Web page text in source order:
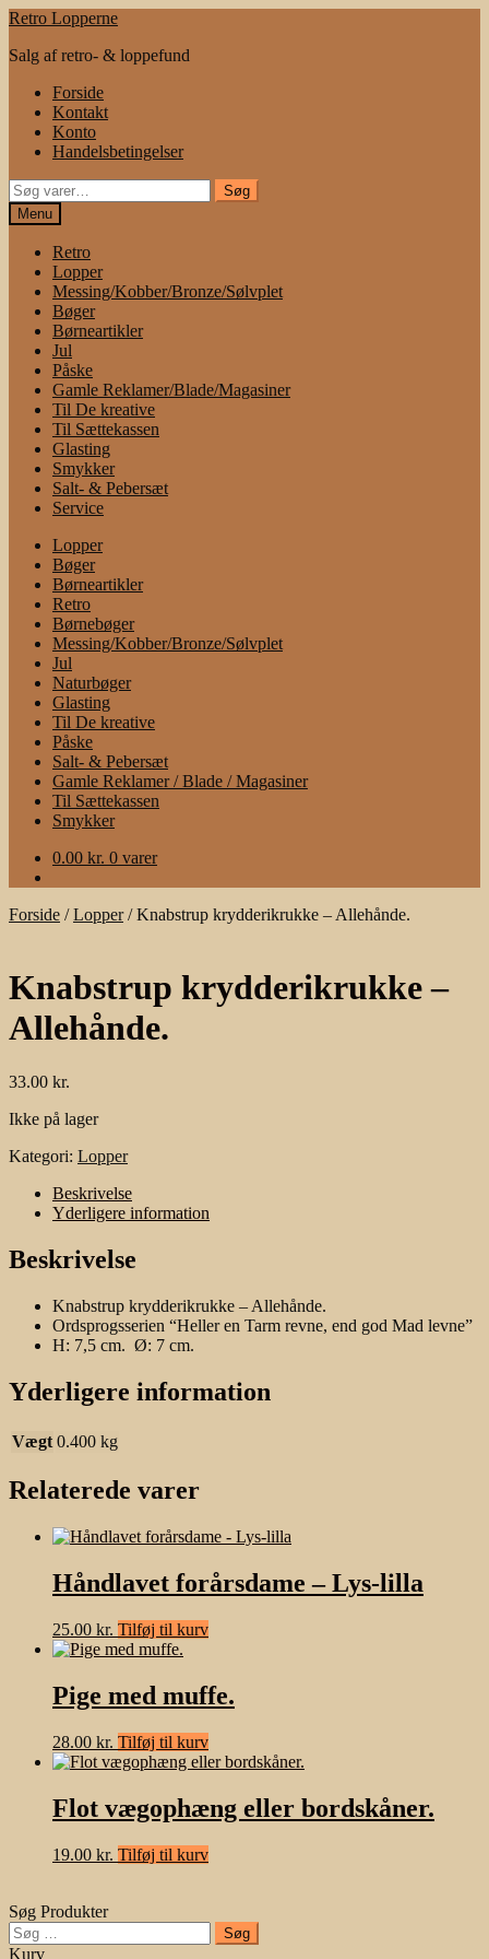
Spring
navigation
Spring
indhold
Retro Lopperne
Salg af retro- & loppefund
Forside
Kontakt
Konto
Handelsbetingelser
Søg
efter:
Søg
Menu
Retro
Lopper
Messing/Kobber/Bronze/Sølvplet
Bøger
Børneartikler
Jul
Påske
Gamle Reklamer/Blade/Magasiner
Til De kreative
Til Sættekassen
Glasting
Smykker
Salt- & Pebersæt
Service
Lopper
Bøger
Børneartikler
Retro
Børnebøger
Messing/Kobber/Bronze/Sølvplet
Jul
Naturbøger
Glasting
Til De kreative
Påske
Salt- & Pebersæt
Gamle Reklamer / Blade / Magasiner
Til Sættekassen
Smykker
0.00 kr. 0 varer
Forside /Lopper/Knabstrup krydderikrukke – Allehånde.
Knabstrup krydderikrukke –
Allehånde.
33.00 kr.
Ikke på lager
Kategori: Lopper
Beskrivelse
Yderligere information
Beskrivelse
Knabstrup krydderikrukke – Allehånde.
Ordsprogsserien “Heller en Tarm revne, end god Mad levne”
H: 7,5 cm. Ø: 7 cm.
Yderligere information
Vægt 0.400 kg
Relaterede varer
Håndlavet forårsdame – Lys-lilla
25.00 kr. Tilføj til kurv
Pige med muffe.
28.00 kr. Tilføj til kurv
Flot vægophæng eller bordskåner.
19.00 kr. Tilføj til kurv
Søg Produkter
Søg
efter:
Kurv